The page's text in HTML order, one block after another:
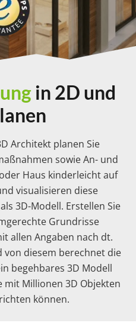
in 2D und
Architekt planen Sie
sowie An- und
Haus kinderleicht auf
visualisieren diese
3D-Modell. Erstellen Sie
Grundrisse
allen Angaben nach dt.
von diesem berechnet die
begehbares 3D Modell
mit Millionen 3D Objekten
können.